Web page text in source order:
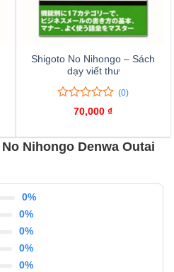
₫.
Shigoto No Nihongo – Sách
dạy viết thư
đánh
giá
(0)
70,000 ₫
Nihongo Denwa Outai
0%
0%
0%
0%
0%